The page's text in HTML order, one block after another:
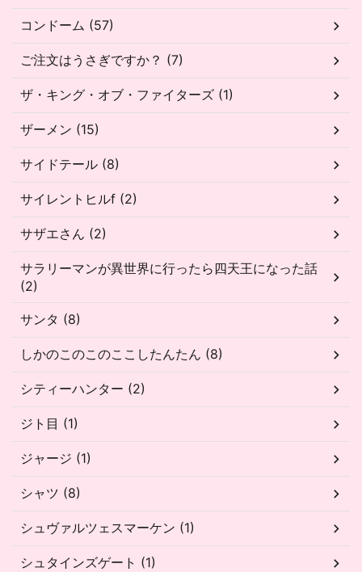
コンドーム (57)
ご注文はうさぎですか？ (7)
ザ・キング・オブ・ファイターズ (1)
ザーメン (15)
サイドテール (8)
サイレントヒルf (2)
サザエさん (2)
サラリーマンが異世界に行ったら四天王になった話
(2)
サンタ (8)
しかのこのこのここしたんたん (8)
シティーハンター (2)
ジト目 (1)
ジャージ (1)
シャツ (8)
シュヴァルツェスマーケン (1)
シュタインズゲート (1)